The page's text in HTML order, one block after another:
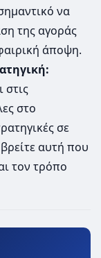
να
της αγοράς
άποψη.
στις
στο
σε
αυτή που
τον τρόπο